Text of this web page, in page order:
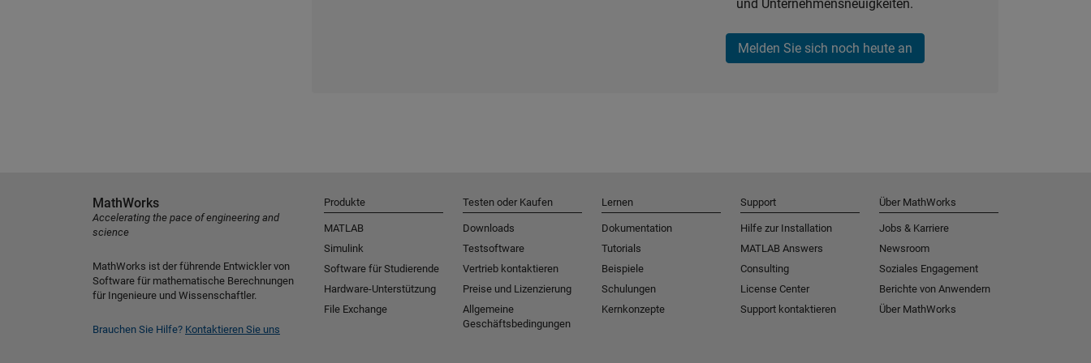
und Unternehmensneuigkeiten.
Melden Sie sich noch heute an
MathWorks
Accelerating the pace of engineering and
science
MathWorks ist der führende Entwickler von
Software für mathematische Berechnungen
für Ingenieure und Wissenschaftler.
Brauchen Sie Hilfe? Kontaktieren Sie uns
Produkte
MATLAB
Simulink
Software für Studierende
Hardware-Unterstützung
File Exchange
Testen oder Kaufen
Downloads
Testsoftware
Vertrieb kontaktieren
Preise und Lizenzierung
Allgemeine
Geschäftsbedingungen
Lernen
Dokumentation
Tutorials
Beispiele
Schulungen
Kernkonzepte
Support
Hilfe zur Installation
MATLAB Answers
Consulting
License Center
Support kontaktieren
Über MathWorks
Jobs & Karriere
Newsroom
Soziales Engagement
Berichte von Anwendern
Über MathWorks